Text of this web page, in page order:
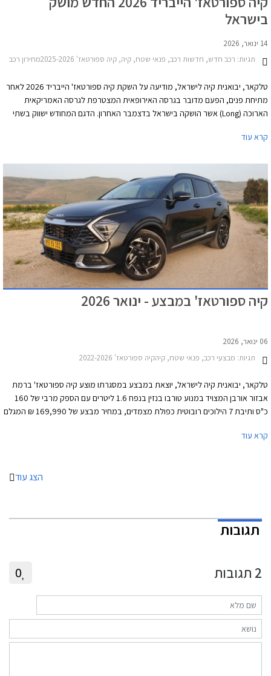
בישראל
14 ינואר, 2026
תגיות: רכב חדש, חדשות רכב, פנאי שטח, קיה, קיה ספורטאז' 2025-2026מחירון רכב
טלקאר, יבואנית קיה לישראל, מודיעה על השקת קיה ספורטאז' הייבריד 2026 לאחר
מתיחת פנים, הפעם מדובר בגרסה האירופאית המצטרפת לגרסה האמריקאית
הארוכה (Long) אשר הושקה בישראל בדצמבר האחרון. הדגם המחודש ישווק בשתי
קרא עוד
קיה ספורטאז' במבצע - ינואר 2026
06 ינואר, 2026
תגיות: מבצעי רכב, פנאי שטח, קיהקיה ספורטאז' 2022-2026
טלקאר, יבואנית קיה לישראל, יוצאת במבצע במסגרתו מוצע קיה ספורטאז' ברמת
אבזור אורבן המצויד במנוע טורבו בנזין בנפח 1.6 ליטרים עם הספק מרבי של 160
כ"ס ותיבת 7 הילוכים רובוטית כפולת מצמדים, במחיר מבצע של 169,990 ₪ המגלם
להערכתנו מדובר במבצע עד גמר המלאי, לקראת הגעת הדגם המחודש.
קרא עוד
הצג עוד
תגובות
2 תגובות 0